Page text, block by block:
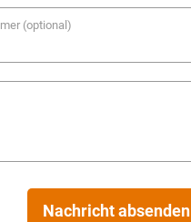
(optional)
Nachricht absenden